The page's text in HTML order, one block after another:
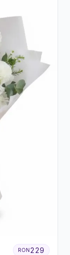
RON 229